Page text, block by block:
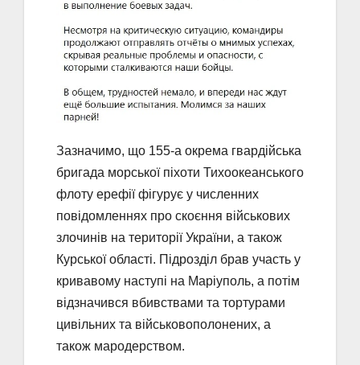
Зазначимо, що 155-а окрема гвардійська
бригада морської піхоти Тихоокеанського
флоту ерефії фігурує у численних
повідомленнях про скоєння військових
злочинів на території України, а також
Курської області. Підрозділ брав участь у
кривавому наступі на Маріуполь, а потім
відзначився вбивствами та тортурами
цивільних та військовополонених, а
також мародерством.